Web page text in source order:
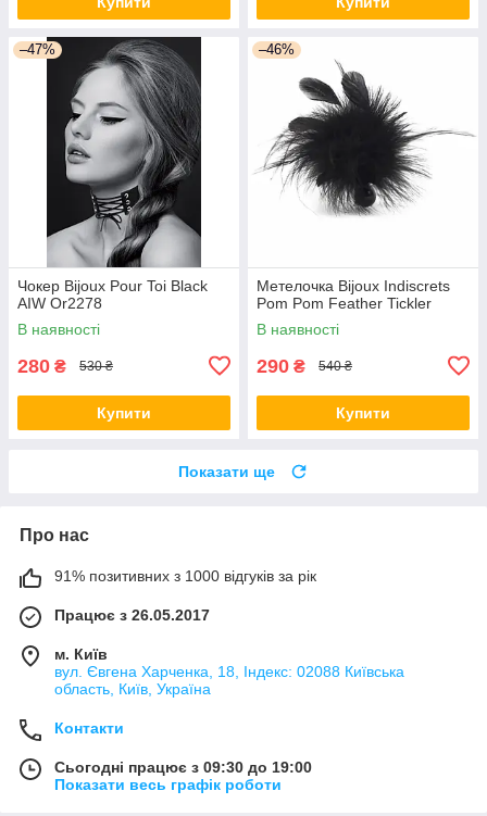
–47%
Чокер Bijoux Pour Toi Black
AIW Or2278
В наявності
280 ₴ 530 ₴
Купити
–46%
Метелочка Bijoux Indiscrets
Pom Pom Feather Tickler
В наявності
290 ₴ 540 ₴
Купити
Показати ще
Про нас
91% позитивних з 1000 відгуків за рік
Працює з 26.05.2017
м. Київ
вул. Євгена Харченка, 18, Індекс: 02088 Київська
область, Київ, Україна
Контакти
Сьогодні працює з 09:30 до 19:00
Показати весь графік роботи